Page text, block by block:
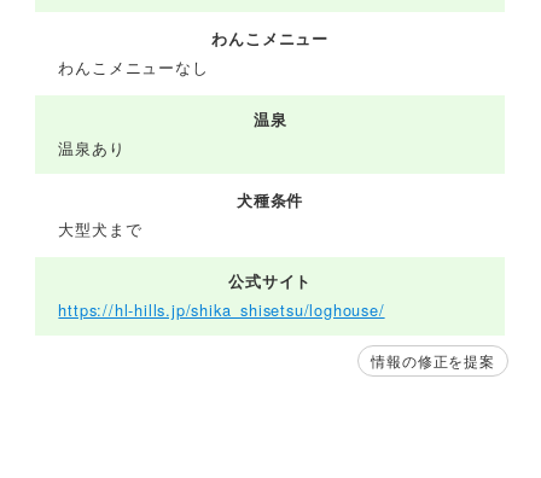
わんこメニュー
わんこメニューなし
温泉
温泉あり
犬種条件
大型犬まで
公式サイト
https://hl-hills.jp/shika_shisetsu/loghouse/
情報の修正を提案